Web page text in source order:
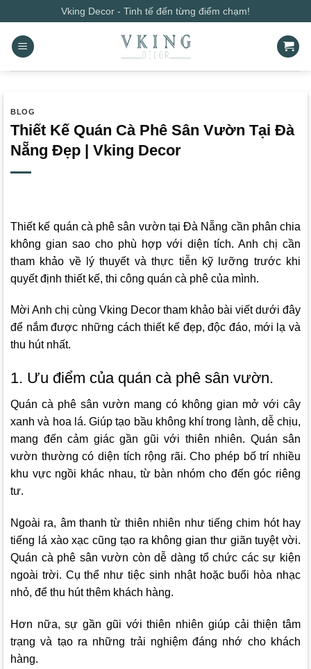
qua
nội
dung
Vking Decor - Tinh tế đến từng điểm chạm!
BLOG
Thiết Kế Quán Cà Phê Sân Vườn Tại Đà
Nẵng Đẹp | Vking Decor
Thiết kế quán cà phê sân vườn tại Đà Nẵng cần phân chia
không gian sao cho phù hợp với diện tích. Anh chị cần
tham khảo về lý thuyết và thực tiễn kỹ lưỡng trước khi
quyết định thiết kế, thi công quán cà phê của mình.
Mời Anh chị cùng Vking Decor tham khảo bài viết dưới đây
để nắm được những cách thiết kế đẹp, độc đáo, mới lạ và
thu hút nhất.
1. Ưu điểm của quán cà phê sân vườn.
Quán cà phê sân vườn mang có không gian mở với cây
xanh và hoa lá. Giúp tạo bầu không khí trong lành, dễ chịu,
mang đến cảm giác gần gũi với thiên nhiên. Quán sân
vườn thường có diện tích rộng rãi. Cho phép bố trí nhiều
khu vực ngồi khác nhau, từ bàn nhóm cho đến góc riêng
tư.
Ngoài ra, âm thanh từ thiên nhiên như tiếng chim hót hay
tiếng lá xào xạc cũng tạo ra không gian thư giãn tuyệt vời.
Quán cà phê sân vườn còn dễ dàng tổ chức các sự kiện
ngoài trời. Cụ thể như tiệc sinh nhật hoặc buổi hòa nhạc
nhỏ, để thu hút thêm khách hàng.
Hơn nữa, sự gần gũi với thiên nhiên giúp cải thiện tâm
trạng và tạo ra những trải nghiệm đáng nhớ cho khách
hàng.